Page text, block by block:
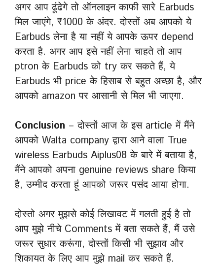
अगर आप ढूंढेगे तो ऑनलाइन काफी सारे Earbuds
मिल जाएंगे, ₹1000 के अंदर. दोस्तों अब आपको ये
Earbuds लेना है या नहीं ये आपके ऊपर depend
करता है. अगर आप इसे नहीं लेना चाहते तो आप
ptron के Earbuds को try कर सकते हैं, ये
Earbuds भी price के हिसाब से बहुत अच्छा है, और
आपको amazon पर आसानी से मिल भी जाएगा.
Conclusion – दोस्तों आज के इस article में मैंने
आपको Walta company द्वारा आने वाला True
wireless Earbuds Aiplus08 के बारे में बताया है,
मैंने आपको अपना genuine reviews share किया
है, उम्मीद करता हूं आपको जरूर पसंद आया होगा.
दोस्तो अगर मुझसे कोई लिखावट में गलती हुई है तो
आप मुझे नीचे Comments में बता सकते हैं, मैं उसे
जरूर सुधार करूंगा, दोस्तों किसी भी सुझाव और
शिकायत के लिए आप मुझे mail कर सकते हैं.